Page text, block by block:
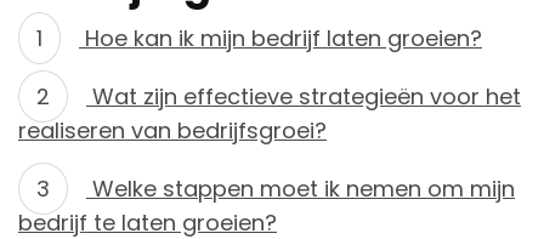
Hoe kan ik mijn bedrijf laten groeien?
Wat zijn effectieve strategieën voor het
realiseren van bedrijfsgroei?
Welke stappen moet ik nemen om mijn
bedrijf te laten groeien?